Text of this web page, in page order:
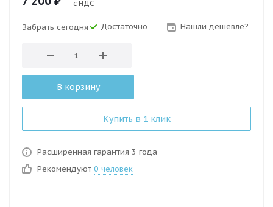
с НДС
Забрать сегодня Достаточно Нашли дешевле?
В корзину
Купить в 1 клик
Расширенная гарантия 3 года
Рекомендуют 0 человек